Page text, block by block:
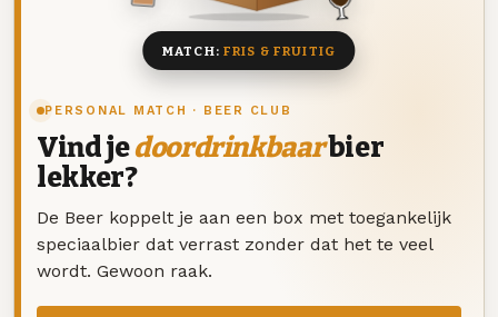
PERSONAL MATCH · BEER CLUB
Vind jedoordrinkbaarbier
lekker?
De Beer koppelt je aan een box met toegankelijk
speciaalbier dat verrast zonder dat het te veel
wordt. Gewoon raak.
MATCH: FRIS & FRUITIG